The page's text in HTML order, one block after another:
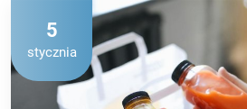
5
stycznia